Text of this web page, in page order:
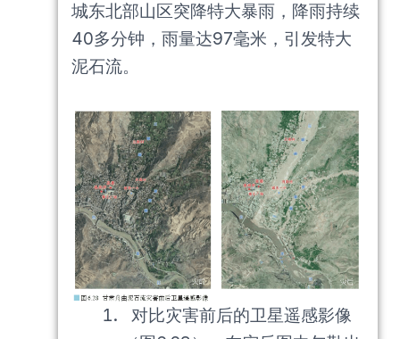
城东北部山区突降特大暴雨，降雨持续
40多分钟，雨量达97毫米，引发特大
泥石流。
对比灾害前后的卫星遥感影像